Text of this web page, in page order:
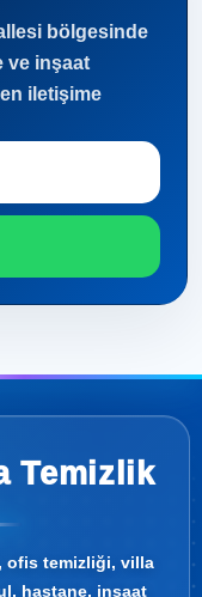
bölgesinde
ve inşaat
iletişime
Temizlik
ofis temizliği, villa
hastane, inşaat